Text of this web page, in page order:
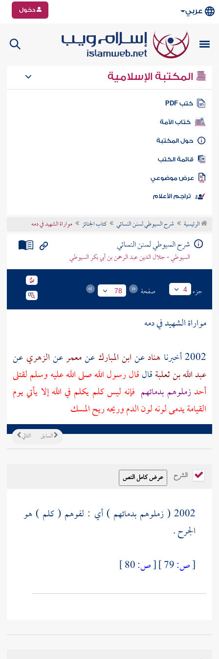
عربي دخول
المكتبة الإسلامية
كتب PDF
كتاب الأمة
المكتبة
الكتب
موضوعي
تراجم الأعلام
الرئيسية شرح السيوطي لسنن النسائي كتاب الجنائز مواراة الشهيد في دمه
شرح السيوطي لسنن النسائي
السيوطي - جلال الدين عبد الرحمن بن أبي بكر السيوطي
جزء 4 صفحة 78
مواراة الشهيد في دمه
2002 أخبرنا
هنادعنابن المبارك عنمعمرعنالزهري عن
عبد الله بن ثعلبةقالقال رسول الله صلى الله عليه وسلم لقتلى
أحدزملوهم بدمائهم فإنه ليس كلم يكلم في الله إلا يأتي يوم
القيامة يدمى لونه لون الدم وريحه ريح المسك
التالي السابق
الشرح
2002 ( زملوهم بدمائهم ) أي : لفوهم ( كلم ) هو
الجرح .
[ص: [ص: